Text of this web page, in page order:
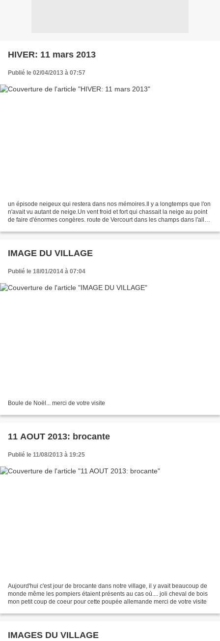
HIVER: 11 mars 2013
Publié le 02/04/2013 à 07:57
un épisode neigeux qui restera dans nos mémoires.Il y a longtemps que l'on
n'avait vu autant de neige.Un vent froid et fort qui chassait la neige au point
de faire d'énormes congères. route de Vercourt dans les champs dans l'allée
IMAGE DU VILLAGE
Publié le 18/01/2014 à 07:04
Boule de Noël... merci de votre visite
11 AOUT 2013: brocante
Publié le 11/08/2013 à 19:25
Aujourd'hui c'est jour de brocante dans notre village, il y avait beaucoup de
monde même les pompiers étaient présents au cas où.... joli cheval de bois
mon petit coup de coeur pour cette poupée allemande merci de votre visite
IMAGES DU VILLAGE